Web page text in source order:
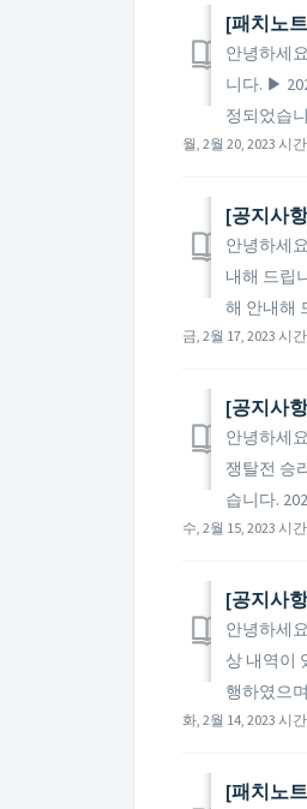
​[패치노
안녕하세
니다. ▶
정되었습
월, 2월 20, 2023 시
[공지사
안녕하세
내해 드립
해 안내해
금, 2월 17, 2023 시
[공지사
안녕하세
쟁탈전 승
습니다.
수, 2월 15, 2023 시
[공지사
안녕하세
상 내역이
행하였으
화, 2월 14, 2023 시
​[패치노